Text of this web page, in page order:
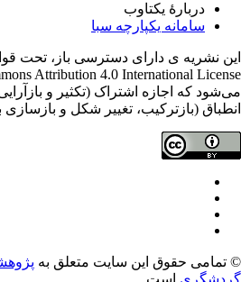
دربارۀ یکتاوب
سامانه یکپارچه سبا
نشریه ی دارای دسترسی باز، تحت
که اجازه اشتراک (تکثیر و
(بازترکیب، تغییر شکل و بازسازی
تمامی حقوق این سایت متعلق به
است.